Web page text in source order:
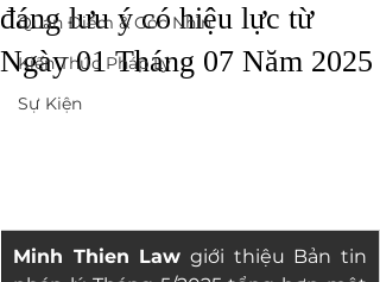
Quan Điểm & Góc Nhìn
Kiến Thức Pháp Lý
Sự Kiện
đáng lưu ý có hiệu lực từ
Ngày 01 Tháng 07 Năm 2025
Minh Thien Law giới thiệu Bản tin